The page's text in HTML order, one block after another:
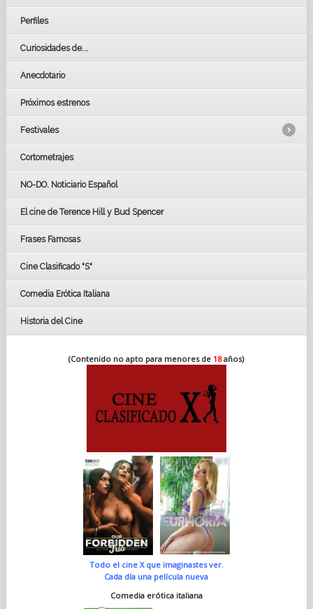
Perfiles
Curiosidades de...
Anecdotario
Próximos estrenos
Festivales
LOS OSCARS
GOYAS
BAFTA
Cortometrajes
NO-DO. Noticiario Español
El cine de Terence Hill y Bud Spencer
Frases Famosas
Cine Clasificado "S"
Comedia Erótica Italiana
Historia del Cine
(Contenido no apto para menores de 18años)
Todo el cine X que imaginastes ver.
Cada día una película nueva
Comedia erótica italiana